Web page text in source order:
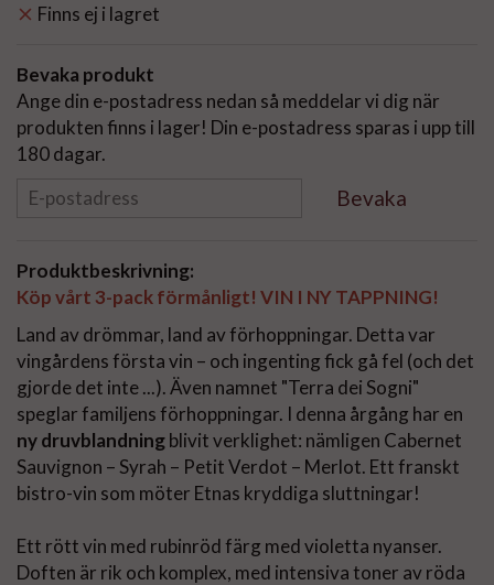
Finns ej i lagret
Bevaka produkt
Ange din e-postadress nedan så meddelar vi dig när
produkten finns i lager! Din e-postadress sparas i upp till
180 dagar.
Bevaka
Produktbeskrivning:
Köp vårt 3-pack förmånligt! VIN I NY TAPPNING!
Land av drömmar, land av förhoppningar. Detta var
vingårdens första vin – och ingenting fick gå fel (och det
gjorde det inte ...). Även namnet "Terra dei Sogni"
speglar familjens förhoppningar. I denna årgång har en
ny druvblandningblivit verklighet: nämligen Cabernet
Sauvignon – Syrah – Petit Verdot – Merlot. Ett franskt
bistro-vin som möter Etnas kryddiga sluttningar!
Ett rött vin med rubinröd färg med violetta nyanser.
Doften är rik och komplex, med intensiva toner av röda